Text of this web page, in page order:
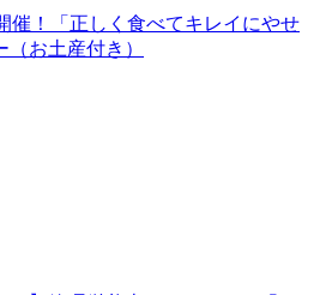
催！「正しく食べてキレイにやせ
お土産付き）